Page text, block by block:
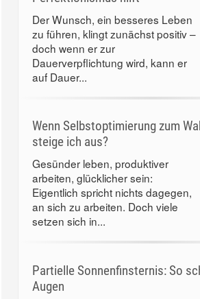
Der Wunsch, ein besseres Leben
zu führen, klingt zunächst positiv –
doch wenn er zur
Dauerverpflichtung wird, kann er
auf Dauer...
Wenn Selbstoptimierung zum
steige ich aus?
Gesünder leben, produktiver
arbeiten, glücklicher sein:
Eigentlich spricht nichts dagegen,
an sich zu arbeiten. Doch viele
setzen sich in...
Partielle Sonnenfinsternis: So
Augen